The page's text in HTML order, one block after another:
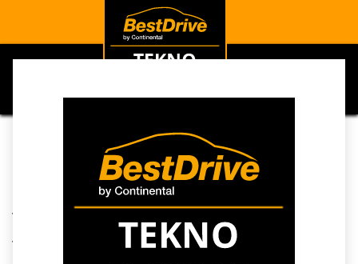
Ajankohtaista
Renkaiden kulutuspinnan tarkastus ja pohjoismaiset turvallisuusvaatimukset
Renkaiden kulutuspinnan
tarkastus ja pohjoismaiset
turvallisuusvaatimukset